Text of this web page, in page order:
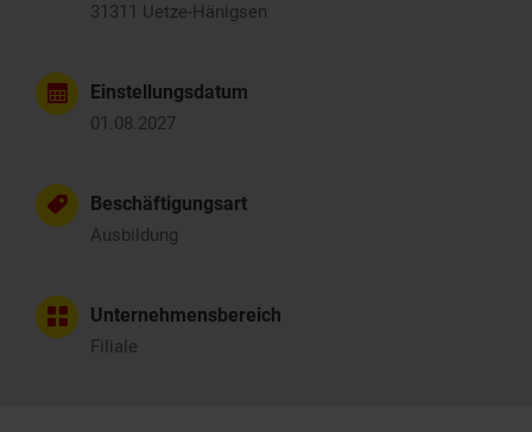
31311 Uetze-Hänigsen
Einstellungsdatum
01.08.2027
Beschäftigungsart
Ausbildung
Unternehmensbereich
Filiale